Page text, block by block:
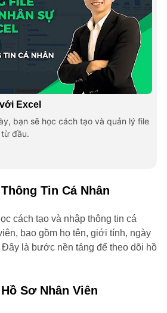
Excel
bạn sẽ học cách tạo và quản lý file
đầu.
Tin Cá Nhân
cách tạo và nhập thông tin cá
bao gồm họ tên, giới tính, ngày
là bước nền tảng để theo dõi hồ
Sơ Nhân Viên